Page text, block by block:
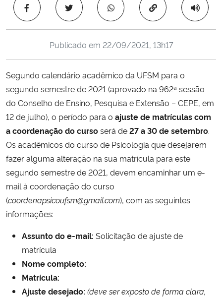
Ministério da Saúde
Ministério de Minas e Energia
Ministério da Ciência, Tecnologia, Inovações e Comunicações
Ministério do Turismo
Ministério do Desenvolvimento Regional
Controladoria-Geral da União
Ministério da Mulher, da Família e dos Direitos Humanos
Secretaria de Governo
Gabinete de Segurança Institucional
Copiar para área
Publicado em 22/09/2021, 13h17
Segundo calendário acadêmico da UFSM para o
segundo semestre de 2021 (aprovado na 962ª sessão
do Conselho de Ensino, Pesquisa e Extensão – CEPE, em
12 de julho), o período para o ajuste de matrículas com
a coordenação do cursoserá de27 a 30 de setembro.
Os acadêmicos do curso de Psicologia que desejarem
fazer alguma alteração na sua matrícula para este
segundo semestre de 2021, devem encaminhar um e-
mail à coordenação do curso
(coordenapsicoufsm@gmail.com), com as seguintes
informações:
Assunto do e-mail: Solicitação de ajuste de
matrícula
Nome completo:
Matrícula:
Ajuste desejado: (deve ser exposto de forma clara,